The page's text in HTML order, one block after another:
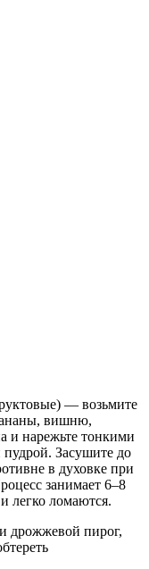
— возьмите
вишню,
и нарежьте тонкими
Засушите до
в духовке при
занимает 6–8
легко ломаются.
дрожжевой пирог,